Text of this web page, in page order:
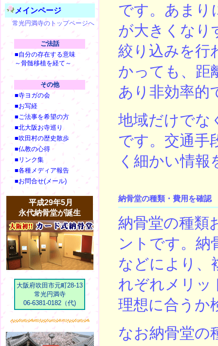
メインページ
常光円満寺のトップページへ
ご法話
■自分の存在する意味
～骨髄移植を経て～
その他
■寺ヨガの会
■お写経
■ご法事を希望の方
■北大阪お寺巡り
■吹田村の歴史散歩
■仏教の心得
■リンク集
■各種メディア報告
■お問合せ(メール)
平成29年5月
永代納骨堂が誕生
大阪府吹田市元町28-13
常光円満寺
06-6381-0182（代)
です。あまり
が大きくなり
絞り込みを行
かっても、距
あり非効率的
地域だけでな
です。交通手
く細かい情
納骨堂の種類・費用を確認
納骨堂の種類
ントです。納
などにより、
れぞれメリッ
理想に合うか
なお納骨堂の